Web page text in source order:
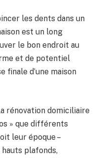
les dents dans un
est un long
le bon endroit au
et de potentiel
finale d’une maison
rénovation domiciliaire
» que différents
leur époque –
hauts plafonds,